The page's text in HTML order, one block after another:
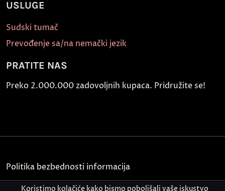
USLUGE
Sudski tumač
Prevođenje sa/na nemački jezik
PRATITE NAS
Preko 2.000.000 zadovoljnih kupaca. Pridružite se!
Politika bezbednosti informacija
Kontakt
Koristimo kolačiće kako bismo poboljšali vaše iskustvo